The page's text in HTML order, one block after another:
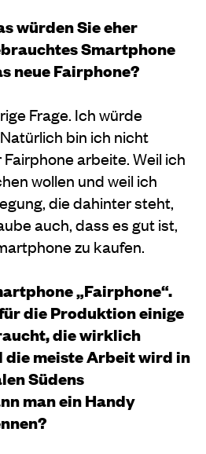
würden Sie eher
Smartphone
neue Fairphone?
Frage. Ich würde
bin ich nicht
arbeite. Weil ich
wollen und weil ich
die dahinter steht,
auch, dass es gut ist,
zu kaufen.
„Fairphone“.
die Produktion einige
die wirklich
die meiste Arbeit wird in
Südens
man ein Handy